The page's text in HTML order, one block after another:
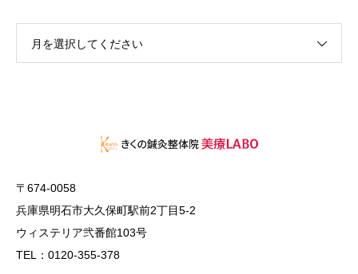
月を選択してください
〒674-0058
兵庫県明石市大久保町駅前2丁目5-2
ウィステリア弐番館103号
TEL：0120-355-378